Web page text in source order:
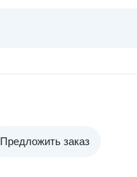
Предложить заказ